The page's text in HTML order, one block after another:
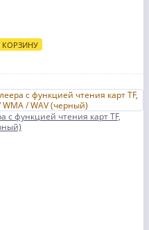
КОРЗИНУ
с функцией чтения карт TF,